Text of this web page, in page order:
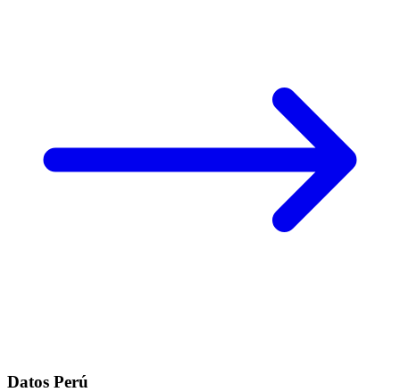
Datos Perú